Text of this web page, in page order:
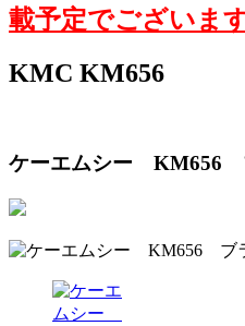
載予定でございます
KMC KM656
ケーエムシー KM656